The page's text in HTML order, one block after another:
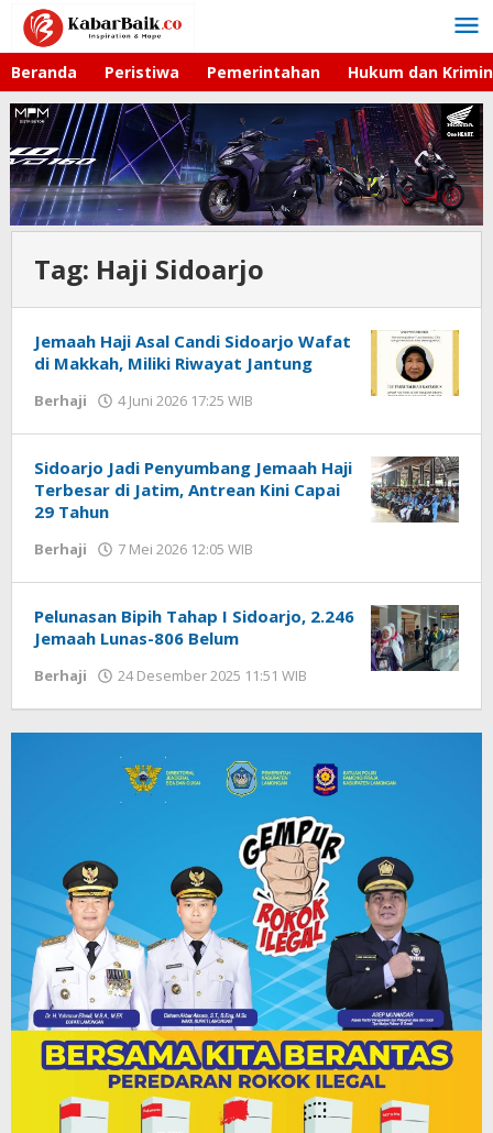
Lewati
konten
Beranda Peristiwa Pemerintahan Hukum dan
Tag: Haji Sidoarjo
Jemaah Haji Asal Candi Sidoarjo Wafat
di Makkah, Miliki Riwayat Jantung
Berhaji 4 Juni 2026 17:25 WIB
Sidoarjo Jadi Penyumbang Jemaah Haji
Terbesar di Jatim, Antrean Kini Capai
29 Tahun
Berhaji 7 Mei 2026 12:05 WIB
Pelunasan Bipih Tahap I Sidoarjo, 2.246
Jemaah Lunas-806 Belum
Berhaji 24 Desember 2025 11:51 WIB